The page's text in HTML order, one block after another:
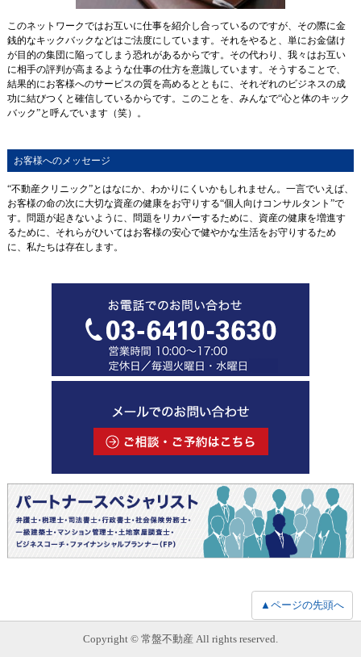
このネットワークではお互いに仕事を紹介し合っているのですが、その際に金
銭的なキックバックなどはご法度にしています。それをやると、単にお金儲け
が目的の集団に陥ってしまう恐れがあるからです。その代わり、我々はお互い
に相手の評判が高まるような仕事の仕方を意識しています。そうすることで、
結果的にお客様へのサービスの質を高めるとともに、それぞれのビジネスの成
功に結びつくと確信しているからです。このことを、みんなで“心と体のキック
バック”と呼んでいます（笑）。
お客様へのメッセージ
“不動産クリニック”とはなにか、わかりにくいかもしれません。一言でいえば、
お客様の命の次に大切な資産の健康をお守りする“個人向けコンサルタント”で
す。 問題が起きないように、問題をリカバーするために、資産の健康を増進す
るために、それらがひいてはお客様の安心で健やかな生活をお守りするため
に、私たちは存在します。
▲ページの先頭へ
Copyright © 常盤不動産 All rights reserved.